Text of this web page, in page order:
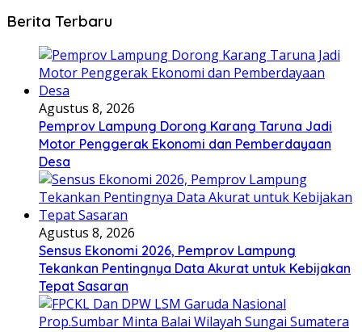
Berita Terbaru
Agustus 8, 2026
Pemprov Lampung Dorong Karang Taruna Jadi
Motor Penggerak Ekonomi dan Pemberdayaan
Desa
Agustus 8, 2026
Sensus Ekonomi 2026, Pemprov Lampung
Tekankan Pentingnya Data Akurat untuk Kebijakan
Tepat Sasaran